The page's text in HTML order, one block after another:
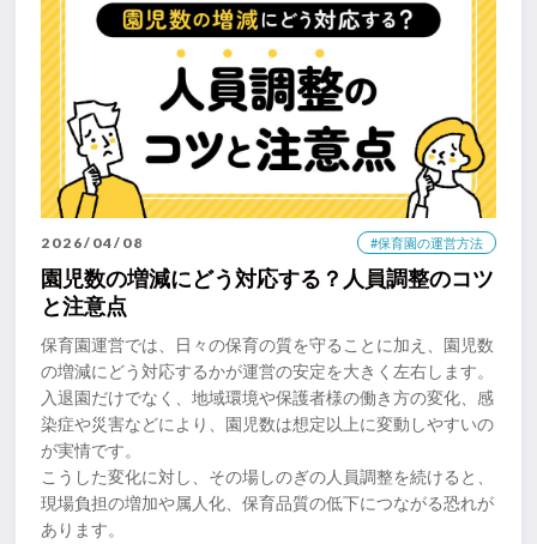
2026/04/08 #保育園の運営方法
園児数の増減にどう対応する？人員調整のコツ
と注意点
保育園運営では、日々の保育の質を守ることに加え、園児数
の増減にどう対応するかが運営の安定を大きく左右します。
入退園だけでなく、地域環境や保護者様の働き方の変化、感
染症や災害などにより、園児数は想定以上に変動しやすいの
が実情です。
こうした変化に対し、その場しのぎの人員調整を続けると、
現場負担の増加や属人化、保育品質の低下につながる恐れが
あります。